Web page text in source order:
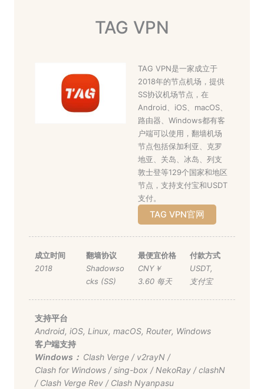
TAG VPN
TAG VPN是一家成立于
2018年的节点机场，提供
SS协议机场节点，在
Android、iOS、macOS、
路由器、Windows都有客
户端可以使用，翻墙机场
节点包括保加利亚、克罗
地亚、关岛、冰岛、列支
敦士登等129个国家和地区
节点，支持支付宝和USDT
支付。
TAG VPN官网
成立时间
2018
翻墙协议
Shadowso
cks (SS)
最便宜价格
CNY￥
3.60 每天
付款方式
USDT,
支付宝
支持平台
Android, iOS, Linux, macOS, Router, Windows
客户端支持
Windows： Clash Verge/ v2rayN/
Clash for Windows/sing-box/ NekoRay/clashN
/ Clash Verge Rev/ Clash Nyanpasu